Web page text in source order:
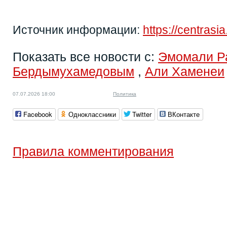
Источник информации: https://
Показать все новости с: Эмомали
Бердымухамедовым , Али Хаменеи
07.07.2026 18:00 Политика
Facebook Одноклассники Twitter ВКонтакте
Правила комментирования